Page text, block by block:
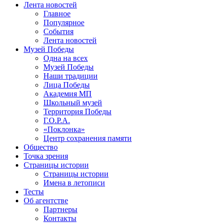
Лента новостей
Главное
Популярное
События
Лента новостей
Музей Победы
Одна на всех
Музей Победы
Наши традиции
Лица Победы
Академия МП
Школьный музей
Территория Победы
Г.О.Р.А.
«Поклонка»
Центр сохранения памяти
Общество
Точка зрения
Страницы истории
Страницы истории
Имена в летописи
Тесты
Об агентстве
Партнеры
Контакты